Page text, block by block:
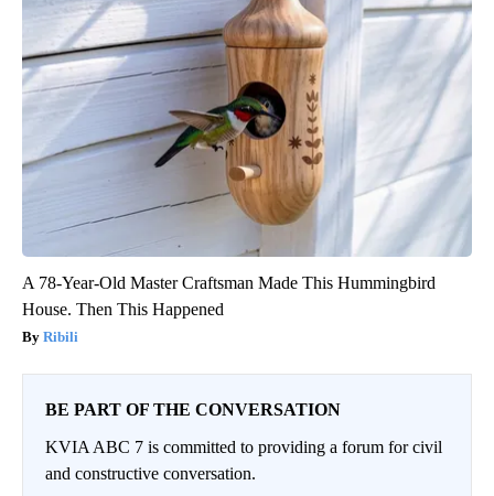
A 78-Year-Old Master Craftsman Made This Hummingbird
House. Then This Happened
Ribili
BE PART OF THE CONVERSATION
KVIA ABC 7 is committed to providing a forum for civil
and constructive conversation.